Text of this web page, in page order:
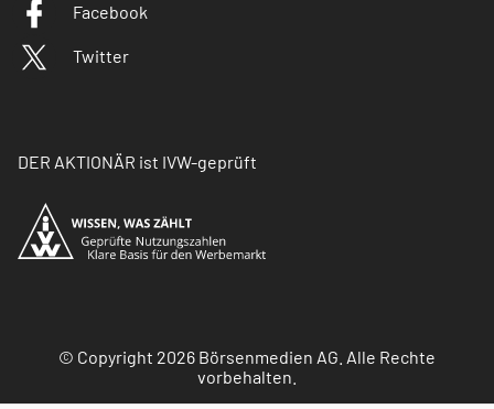
Facebook
Twitter
DER AKTIONÄR ist IVW-geprüft
© Copyright 2026 Börsenmedien AG. Alle Rechte
vorbehalten.